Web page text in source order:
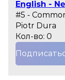
English -
#5 -
Piotr Dura
Кол-во: 0